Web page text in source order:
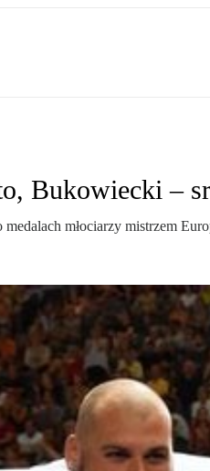
Bukowiecki –
młociarzy mistrzem